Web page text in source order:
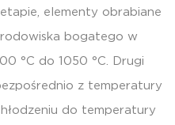
elementy obrabiane
bogatego w
°C do 1050 °C. Drugi
z temperatury
do temperatury